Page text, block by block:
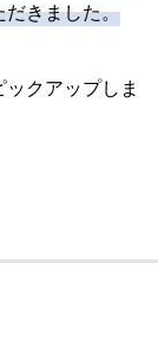
だきました。
クアップしま